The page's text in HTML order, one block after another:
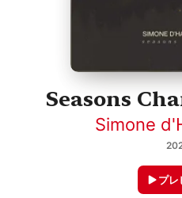
Seasons
Simone
プレ